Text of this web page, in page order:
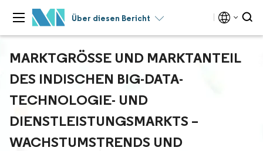
Über diesen Bericht
MARKTGRÖSSE UND MARKTANTEIL D
ES INDISCHEN BIG-DATA-T
ECHNOLOGIE- UND D
IENSTLEISTUNGSMARKTS – W
ACHSTUMSTRENDS UND P